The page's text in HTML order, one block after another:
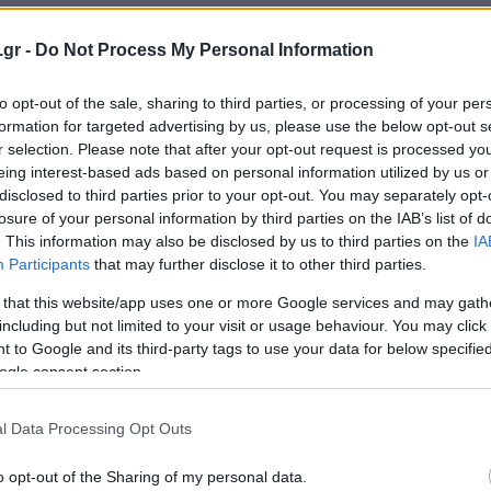
- Do Not Process My Personal Information
opt-out of the sale, sharing to third parties, or processing of your
for targeted advertising by us, please use the below opt-out
selection. Please note that after your opt-out request is processed
interest-based ads based on personal information utilized by us
to third parties prior to your opt-out. You may separately
of your personal information by third parties on the IAB’s list of
This information may also be disclosed by us to third parties on the
Participants that may further disclose it to other third parties.
that this website/app uses one or more Google services and may
but not limited to your visit or usage behaviour. You may
to Google and its third-party tags to use your data for below
consent section.
Data Processing Opt Outs
opt-out of the Sharing of my personal data.
Please login to
2COMMENTS